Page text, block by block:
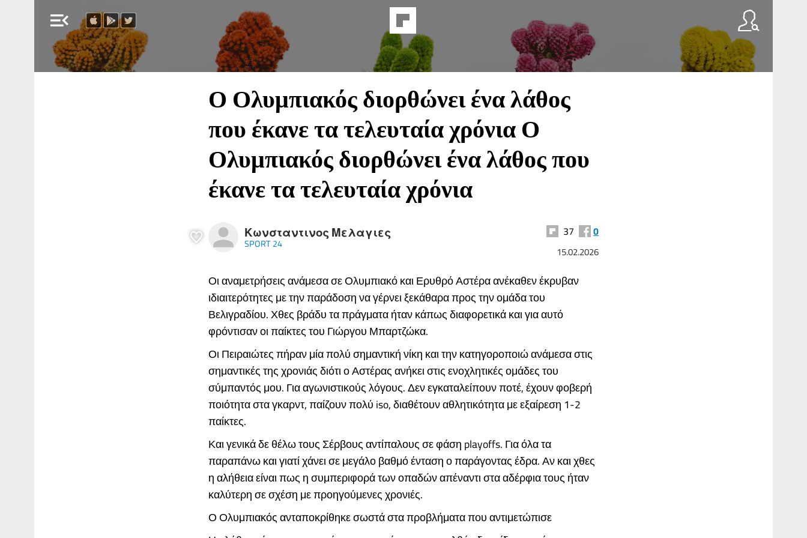
menu_open
Ο Ολυμπιακός διορθώνει ένα λάθος
που έκανε τα τελευταία χρόνια Ο
Ολυμπιακός διορθώνει ένα λάθος που
έκανε τα τελευταία χρόνια
Κωνσταντινος Μελαγιες
SPORT 24
37 0
15.02.2026
Οι αναμετρήσεις ανάμεσα σε Ολυμπιακό και Ερυθρό Αστέρα ανέκαθεν έκρυβαν
ιδιαιτερότητες με την παράδοση να γέρνει ξεκάθαρα προς την ομάδα του
Βελιγραδίου. Χθες βράδυ τα πράγματα ήταν κάπως διαφορετικά και για αυτό
φρόντισαν οι παίκτες του Γιώργου Μπαρτζώκα.
Οι Πειραιώτες πήραν μία πολύ σημαντική νίκη και την κατηγοροποιώ ανάμεσα στις
σημαντικές της χρονιάς διότι ο Αστέρας ανήκει στις ενοχλητικές ομάδες του
σύμπαντός μου. Για αγωνιστικούς λόγους. Δεν εγκαταλείπουν ποτέ, έχουν φοβερή
ποιότητα στα γκαρντ, παίζουν πολύ iso, διαθέτουν αθλητικότητα με εξαίρεση 1-2
παίκτες.
Και γενικά δε θέλω τους Σέρβους αντίπαλους σε φάση playoffs. Για όλα τα
παραπάνω και γιατί χάνει σε μεγάλο βαθμό ένταση ο παράγοντας έδρα. Αν και χθες
η αλήθεια είναι πως η συμπεριφορά των οπαδών απέναντι στα αδέρφια τους ήταν
καλύτερη σε σχέση με προηγούμενες χρονιές.
Ο Ολυμπιακός ανταποκρίθηκε σωστά στα προβλήματα που αντιμετώπισε